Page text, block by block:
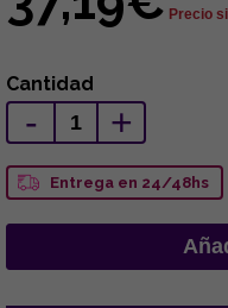
Precio
Cantidad
- +
Entrega en 24/48hs